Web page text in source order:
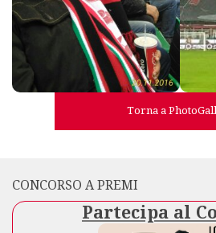
Torna a
CONCORSO A PREMI
Partecipa al